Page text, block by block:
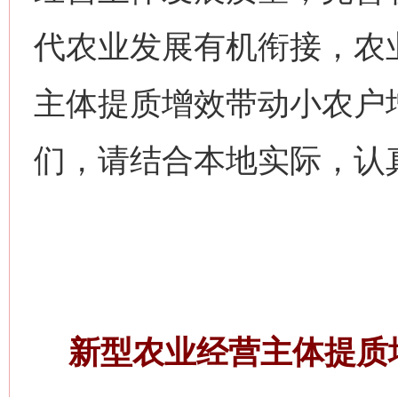
代农业发展有机衔接，
主体提质增效带动小农
们，请结合本地实际，认
新型农业经营主体提